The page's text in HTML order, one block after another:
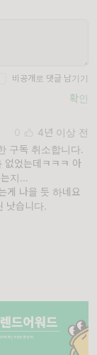
비공개로 댓글 남기기
확인
0
4년 이상 전
구독 취소합니다.
없었는데ㅋㅋㅋ 아
지...
게 나을 듯 하네요
낫습니다.